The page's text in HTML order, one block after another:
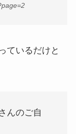
ているだけと
んのご自